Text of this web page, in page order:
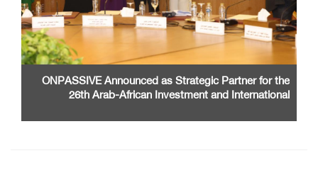
ONPASSIVE Announced as Strategic Partner for the
26th Arab-African Investment and International